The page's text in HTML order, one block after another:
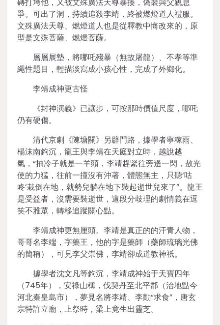
爭。可出了洞，持續追殺李靖，終被燃燈道人禮服。
文殊廣法天尊、燃燈道人也是從釋教中悔改來的，原
型是文殊菩薩、燃燈菩薩。
層層展墊，將哪吒殘暴（無故屠龍）、不孝等準
繩性題目，輕描淡寫成小孩心性，完成了外鄉化。
李靖成神更古怪
《封神演義》已讓步，可按那時價值尺度，哪吒
仍有硬傷。
清代京劇《陳塘關》另辟門路，據學者寧稼雨、
楊沫南鉤沉，龍王與李靖在天庭對立時，越說越
氣，“抽冷子就是一羊頭，李靖趕緊往旁邊一閃，敖光
使的力猛，往前一撞沒有沖著，體態無主，只聽‘咕
咚’栽倒在地，就勢兒躺在地下裝起逝世兒來了”。龍王
是受益者，沒需要裝逝世，這段分歧理的劇情義在逗
笑不雅眾，轉移追蹤關心點。
李靖成神更無厘頭。李靖是真正的的汗青人物，
哥哥名李端，字藥王，他的字是藥師（藥師琉璃光佛
的簡稱），可見李父崇佛，李靖卻成道教神祇。
據學者沈文凡等鉤沉，李靖成神始于天寶四年
（745年），安祿山稱，伐契丹至北平郡（治地點今
河北秦皇島市），夢見名將李靖、李勣“求食”，唐玄
宗特許立廟，上祭時，梁上竟生出靈芝。